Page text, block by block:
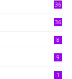
36
36
8
9
1